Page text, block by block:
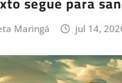
Maringá jul 14,